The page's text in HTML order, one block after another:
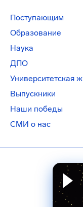
Поступающим
Образование
Наука
ДПО
Университетская
Выпускники
Наши победы
СМИ о нас